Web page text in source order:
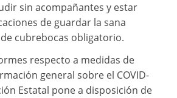
sin acompañantes y estar
de guardar la sana
cubrebocas obligatorio.
respecto a medidas de
general sobre el COVID-
Estatal pone a disposición de